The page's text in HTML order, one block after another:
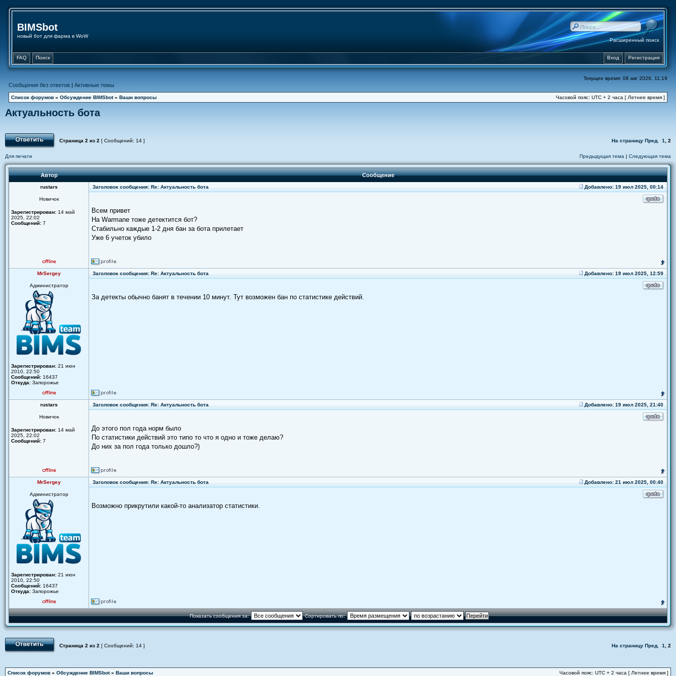
BIMSbot
новый бот для фарма в WoW
Расширенный поиск
FAQ Поиск Регистрация
Вход
Текущее время: 08 авг 2026, 11:19
Сообщения без ответов | Активные темы
Список форумов » Обсуждение BIMSbot» Ваши вопросы Часовой пояс: UTC + 2 часа [ Летнее время ]
Актуальность бота
Страница 2 из 2 [ Сообщений: 14 ] На страницу Пред. 1 2
Для печати Предыдущая тема | Следующая тема
Автор Сообщение
rustars Заголовок сообщения: Re: Актуальность бота Добавлено: 19 июл 2025, 00:14
Новичок
Зарегистрирован: 14 май
2025, 22:02
Сообщений: 7
Всем привет
На Warmane тоже детектится бот?
Стабильно каждые 1-2 дня бан за бота прилетает
Уже 6 учеток убило
MrSergey Заголовок сообщения: Re: Актуальность бота Добавлено: 19 июл 2025, 12:59
Администратор
Зарегистрирован: 21 июн
2010, 22:50
Сообщений: 16437
Откуда: Запорожье
За детекты обычно банят в течении 10 минут. Тут возможен бан по статистике действий.
rustars Заголовок сообщения: Re: Актуальность бота Добавлено: 19 июл 2025, 21:40
Новичок
Зарегистрирован: 14 май
2025, 22:02
Сообщений: 7
До этого пол года норм было
По статистики действий это типо то что я одно и тоже делаю?
До них за пол года только дошло?)
MrSergey Заголовок сообщения: Re: Актуальность бота Добавлено: 21 июл 2025, 00:40
Администратор
Зарегистрирован: 21 июн
2010, 22:50
Сообщений: 16437
Откуда: Запорожье
Возможно прикрутили какой-то анализатор статистики.
Показать сообщения за: Сортировать по:
Страница 2 из 2 [ Сообщений: 14 ] На страницу Пред. 1 2
Список форумов » Обсуждение BIMSbot» Ваши вопросы Часовой пояс: UTC + 2 часа [ Летнее время ]